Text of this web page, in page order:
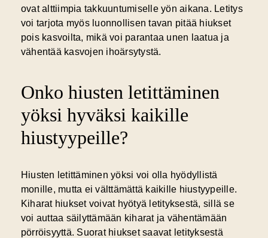
ovat alttiimpia takkuuntumiselle yön aikana. Letitys
voi tarjota myös luonnollisen tavan pitää hiukset
pois kasvoilta, mikä voi parantaa unen laatua ja
vähentää kasvojen ihoärsytystä.
Onko hiusten letittäminen
yöksi hyväksi kaikille
hiustyypeille?
Hiusten letittäminen yöksi voi olla hyödyllistä
monille, mutta ei välttämättä kaikille hiustyypeille.
Kiharat hiukset voivat hyötyä letityksestä, sillä se
voi auttaa säilyttämään kiharat ja vähentämään
pörröisyyttä. Suorat hiukset saavat letityksestä